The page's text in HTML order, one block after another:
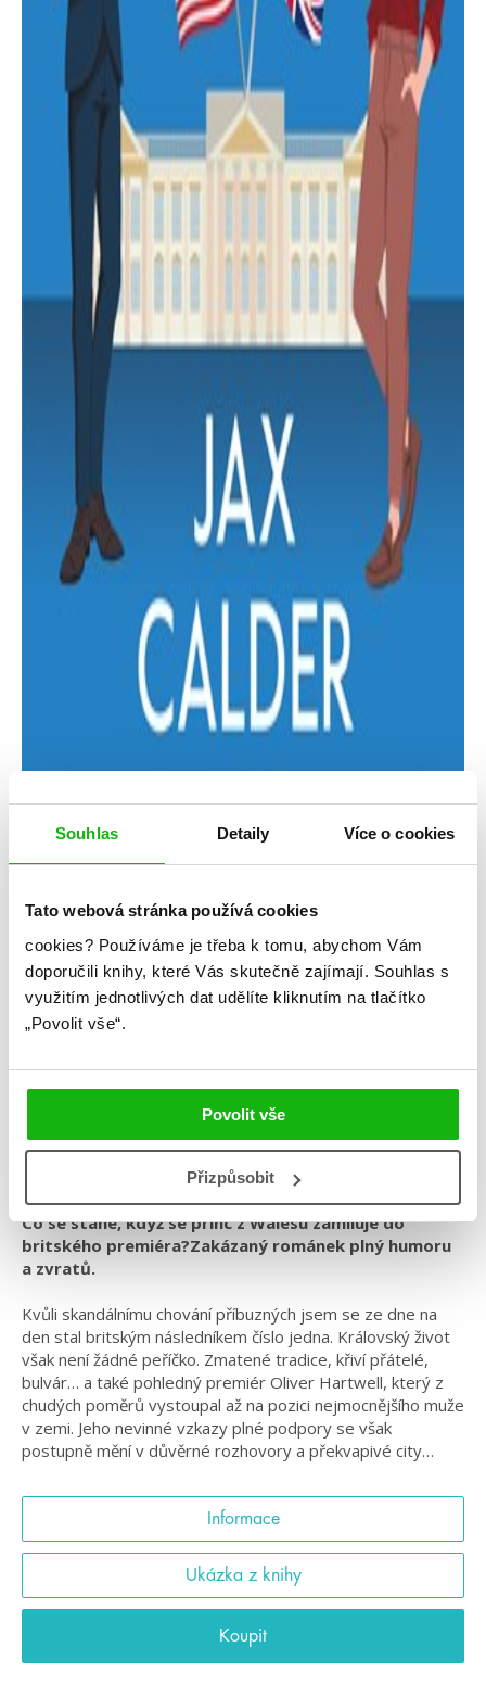
Souhlas Detaily Více o cookies
Tato webová stránka používá cookies
cookies? Používáme je třeba k tomu, abychom Vám
doporučili knihy, které Vás skutečně zajímají. Souhlas s
využitím jednotlivých dat udělíte kliknutím na tlačítko
„Povolit vše“.
Povolit vše
Přizpůsobit
Překvapivý následník
Jax Calder
#jaxcalder #LGBTQ #překvapivýnásledník
#prostarší
Co se stane, když se princ z Walesu zamiluje do
britského premiéra?Zakázaný románek plný humoru
a zvratů.
Kvůli skandálnímu chování příbuzných jsem se ze dne na
den stal britským následníkem číslo jedna. Královský život
však není žádné peříčko. Zmatené tradice, křiví přátelé,
bulvár… a také pohledný premiér Oliver Hartwell, který z
chudých poměrů vystoupal až na pozici nejmocnějšího muže
v zemi. Jeho nevinné vzkazy plné podpory se však
postupně mění v důvěrné rozhovory a překvapivé city…
Informace
Ukázka z knihy
Koupit